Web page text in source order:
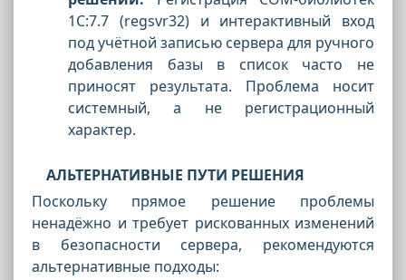
1С:7.7 (regsvr32) и интерактивный вход
под учётной записью сервера для ручного
добавления базы в список часто не
приносят результата. Проблема носит
системный, а не регистрационный
характер.
АЛЬТЕРНАТИВНЫЕ ПУТИ РЕШЕНИЯ
Поскольку прямое решение проблемы
ненадёжно и требует рискованных изменений
в безопасности сервера, рекомендуются
альтернативные подходы: